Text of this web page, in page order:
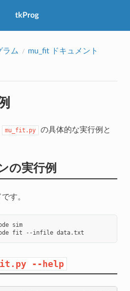
tkProg
ラム
mu_fit ドキュメント
mu_fit.py
の具体的な実行例と
の実行例
す。
sim
fit --infile
--help
クセス数：0